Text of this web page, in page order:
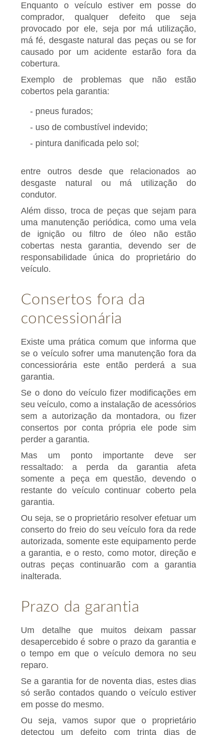
Enquanto o veículo estiver em posse do
comprador, qualquer defeito que seja
provocado por ele, seja por má utilização,
má fé, desgaste natural das peças ou se for
causado por um acidente estarão fora da
cobertura.
Exemplo de problemas que não estão
cobertos pela garantia:
- pneus furados;
- uso de combustível indevido;
- pintura danificada pelo sol;
entre outros desde que relacionados ao
desgaste natural ou má utilização do
condutor.
Além disso, troca de peças que sejam para
uma manutenção periódica, como uma vela
de ignição ou filtro de óleo não estão
cobertas nesta garantia, devendo ser de
responsabilidade única do proprietário do
veículo.
Consertos fora da
concessionária
Existe uma prática comum que informa que
se o veículo sofrer uma manutenção fora da
concessiorária este então perderá a sua
garantia.
Se o dono do veículo fizer modificações em
seu veículo, como a instalação de acessórios
sem a autorização da montadora, ou fizer
consertos por conta própria ele pode sim
perder a garantia.
Mas um ponto importante deve ser
ressaltado: a perda da garantia afeta
somente a peça em questão, devendo o
restante do veículo continuar coberto pela
garantia.
Ou seja, se o proprietário resolver efetuar um
conserto do freio do seu veículo fora da rede
autorizada, somente este equipamento perde
a garantia, e o resto, como motor, direção e
outras peças continuarão com a garantia
inalterada.
Prazo da garantia
Um detalhe que muitos deixam passar
desapercebido é sobre o prazo da garantia e
o tempo em que o veículo demora no seu
reparo.
Se a garantia for de noventa dias, estes dias
só serão contados quando o veículo estiver
em posse do mesmo.
Ou seja, vamos supor que o proprietário
detectou um defeito com trinta dias de